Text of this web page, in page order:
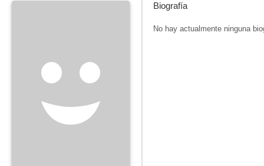
Biografía
No hay actualmente ninguna